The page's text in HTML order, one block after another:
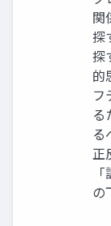
関
探
探
的
フ
る
る
正
の